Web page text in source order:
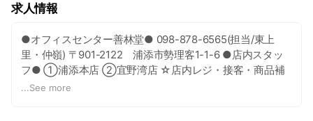
求人情報
●オフィスセンター善林堂● 098-878-6565(担当/東上
里・仲嶺) 〒901-2122 浦添市勢理客1-1-6 ●店内スタッ
フ● ①浦添本店 ②宜野湾店 ☆店内レジ・接客・商品補
充等 ☆経験不問・土日出勤可能な方 ☆制服貸与 ※駐車場
...See more